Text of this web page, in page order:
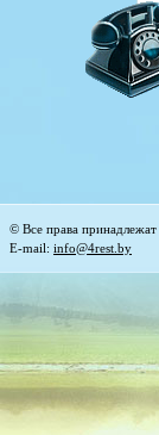
© Все права принадлежат
E-mail: info@4rest.by